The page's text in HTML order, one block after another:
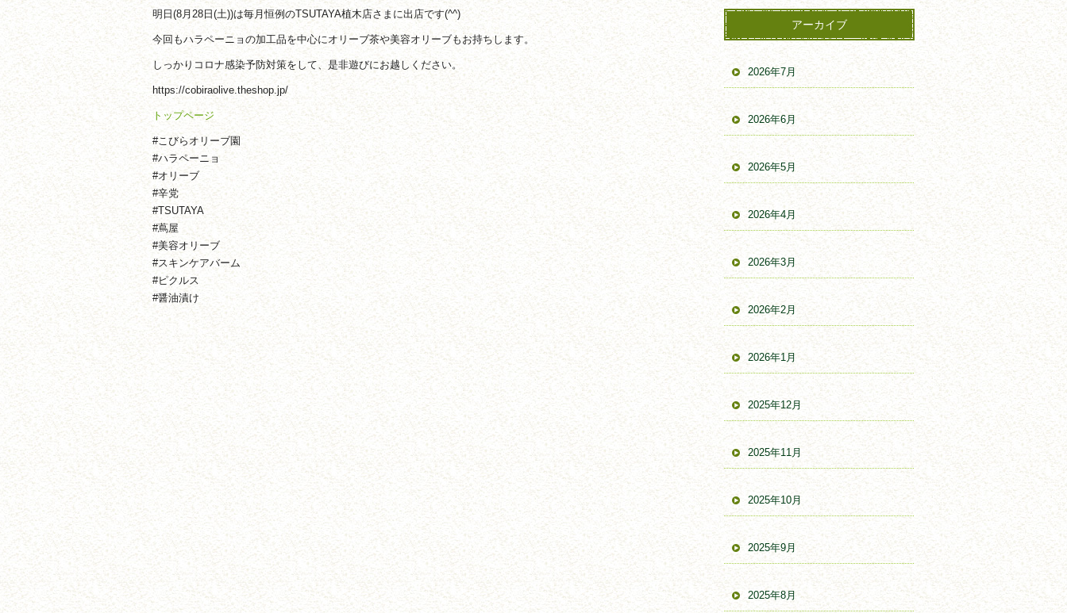
明日(8月28日(土))は毎月恒例のTSUTAYA植木店さまに出店です(^^)
今回もハラペーニョの加工品を中心にオリーブ茶や美容オリーブもお持ちします。
しっかりコロナ感染予防対策をして、是非遊びにお越しください。
https://cobiraolive.theshop.jp/
トップページ
#こびらオリーブ園
#ハラペーニョ
#オリーブ
#辛党
#TSUTAYA
#蔦屋
#美容オリーブ
#スキンケアバーム
#ピクルス
#醤油漬け
アーカイブ
2026年7月
2026年6月
2026年5月
2026年4月
2026年3月
2026年2月
2026年1月
2025年12月
2025年11月
2025年10月
2025年9月
2025年8月